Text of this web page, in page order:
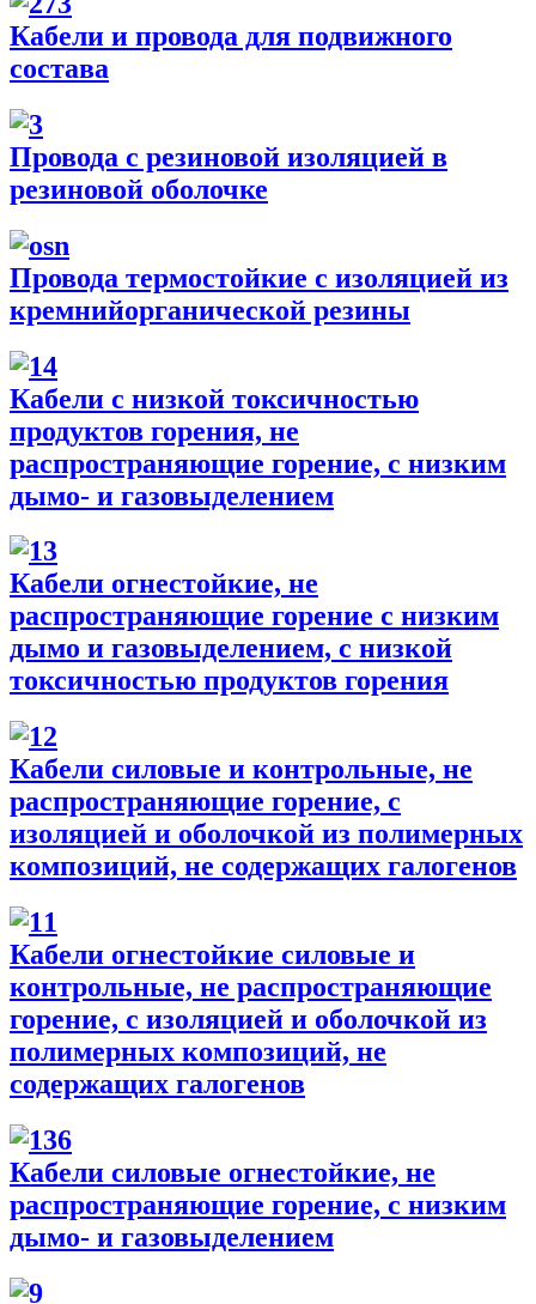
Кабели и провода для подвижного
состава
Провода с резиновой изоляцией в
резиновой оболочке
Провода термостойкие с изоляцией из
кремнийорганической резины
Кабели с низкой токсичностью
продуктов горения, не
распространяющие горение, с низким
дымо- и газовыделением
Кабели огнестойкие, не
распространяющие горение с низким
дымо и газовыделением, с низкой
токсичностью продуктов горения
Кабели силовые и контрольные, не
распространяющие горение, с
изоляцией и оболочкой из полимерных
композиций, не содержащих галогенов
Кабели огнестойкие силовые и
контрольные, не распространяющие
горение, с изоляцией и оболочкой из
полимерных композиций, не
содержащих галогенов
Кабели силовые огнестойкие, не
распространяющие горение, с низким
дымо- и газовыделением